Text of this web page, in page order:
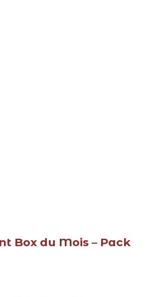
Box du Mois – Pack